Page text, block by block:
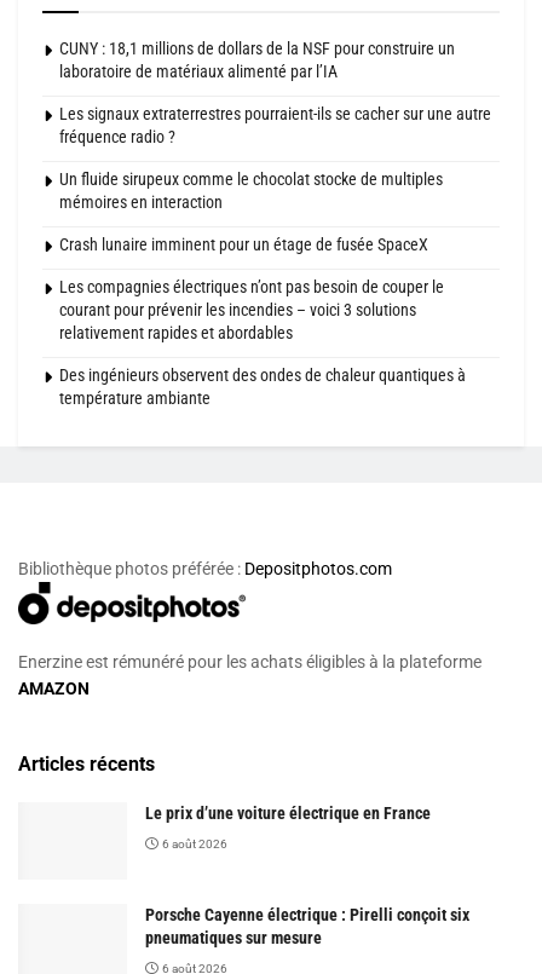
CUNY : 18,1 millions de dollars de la NSF pour construire un
laboratoire de matériaux alimenté par l’IA
Les signaux extraterrestres pourraient-ils se cacher sur une autre
fréquence radio ?
Un fluide sirupeux comme le chocolat stocke de multiples
mémoires en interaction
Crash lunaire imminent pour un étage de fusée SpaceX
Les compagnies électriques n’ont pas besoin de couper le
courant pour prévenir les incendies – voici 3 solutions
relativement rapides et abordables
Des ingénieurs observent des ondes de chaleur quantiques à
température ambiante
Bibliothèque photos préférée : Depositphotos.com
Enerzine est rémunéré pour les achats éligibles à la plateforme
AMAZON
Articles récents
Le prix d’une voiture électrique en France
6 août 2026
Porsche Cayenne électrique : Pirelli conçoit six
pneumatiques sur mesure
6 août 2026